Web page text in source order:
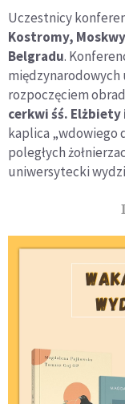
Uczestnicy
Kostromy,
Belgradu.
rozpoczęciem obrad
cerkwi śś. Elżbiety
kaplica „wdowiego
poległych
uniwersytecki